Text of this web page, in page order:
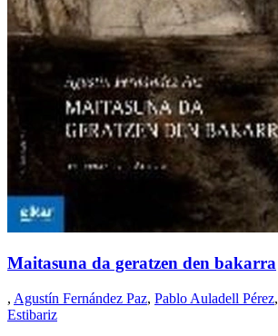
Maitasuna da geratzen den bakarra
, Agustín Fernández Paz, Pablo Auladell Pérez,
Estibariz